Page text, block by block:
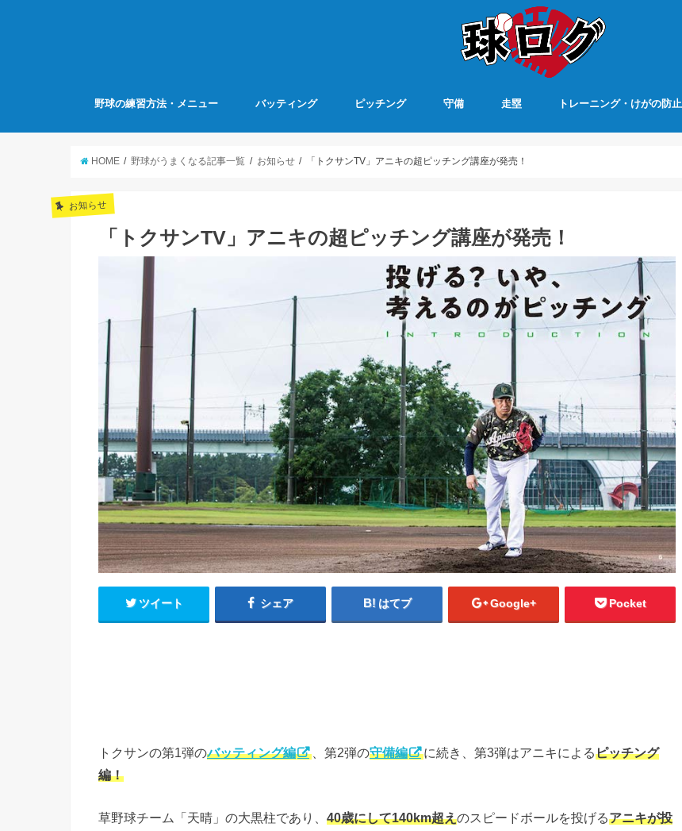
野球の練習方法・メニュー バッティング ピッチング 守備 走塁 トレーニング・けがの防止
HOME 野球がうまくなる記事一覧 お知らせ 「トクサンTV」アニキの超ピッチング講座が発売！
お知らせ
「トクサンTV」アニキの超ピッチング講座が発売！
ツイート シェア はてブ Google+ Pocket
トクサンの第1弾のバッティング編 、第2弾の守備編 に続き、第3弾はアニキによるピッチング
編！
草野球チーム「天晴」の大黒柱であり、 40歳にして140km超えのスピードボールを投げるアニキが投